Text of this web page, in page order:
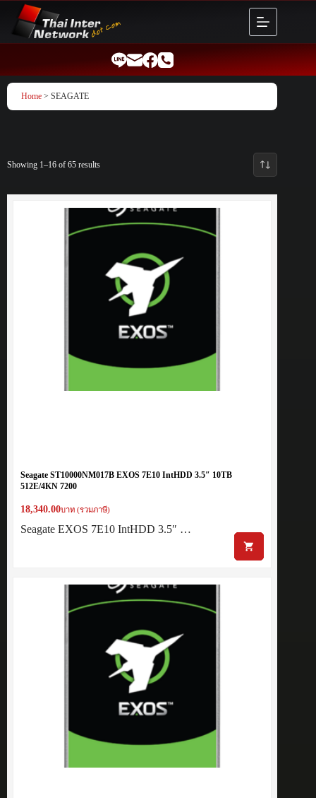
content
Home > SEAGATE
Showing 1–16 of 65 results
Seagate ST10000NM017B EXOS 7E10 IntHDD 3.5″ 10TB
512E/4KN 7200
18,340.00บาท (รวมภาษี)
Seagate EXOS 7E10 IntHDD 3.5″ …